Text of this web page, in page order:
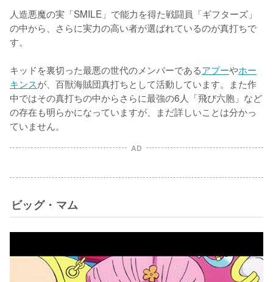
人造悪魔の実「SMILE」で能力を得た戦闘員「ギフターズ」
の中から、さらに実力の高い者が選ばれているのが真打ちで
す。
キッドを裏切った最悪の世代のメンバーであるアプーやホー
キンスが、百獣海賊団真打ちとして活動しています。また作
中ではその真打ちの中からさらに最強の6人「飛び六胞」など
の存在も明らかになっていますが、まだ詳しいことは分かっ
ていません。
AD
ビッグ・マム